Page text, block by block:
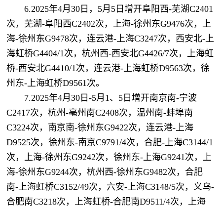
6.2025年4月30日，5月5日增开阜阳西-芜湖C2401
次，芜湖-阜阳西C2402次，上海-徐州东G9476次，上
海-徐州东G9478次，连云港-上海C3247次，西安北-上
海虹桥G4404/1次，杭州西-西安北G4426/7次，上海虹
桥-西安北G4410/1次，连云港-上海虹桥D9563次，徐
州东-上海虹桥D9561次。
7.2025年4月30日-5月1、5日增开南京南-宁波
C2417次，杭州-亳州南C2408次，温州南-蚌埠南
C3224次，南京南-徐州东G9422次，连云港-上海
D9525次，徐州东-南京C9791/4次，合肥-上海C3144/1
次，上海-徐州东G9242次，徐州东-上海G9241次，上
海-徐州东G9244次，杭州西-徐州东G9482次，合肥
南-上海虹桥C3152/49次，六安-上海C3148/5次，义乌-
合肥南C3218次，上海虹桥-合肥南D9511/4次，上海